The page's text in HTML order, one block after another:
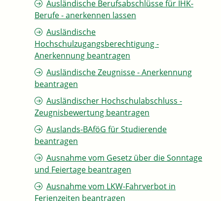
Ausländische Berufsabschlüsse für IHK-
Berufe - anerkennen lassen
Ausländische
Hochschulzugangsberechtigung -
Anerkennung beantragen
Ausländische Zeugnisse - Anerkennung
beantragen
Ausländischer Hochschulabschluss -
Zeugnisbewertung beantragen
Auslands-BAföG für Studierende
beantragen
Ausnahme vom Gesetz über die Sonntage
und Feiertage beantragen
Ausnahme vom LKW-Fahrverbot in
Ferienzeiten beantragen